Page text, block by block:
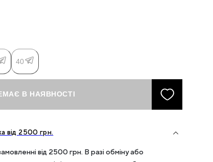
40
В НАЯВНОСТІ
від 2500 грн.
від 2500 грн. В разі обміну або